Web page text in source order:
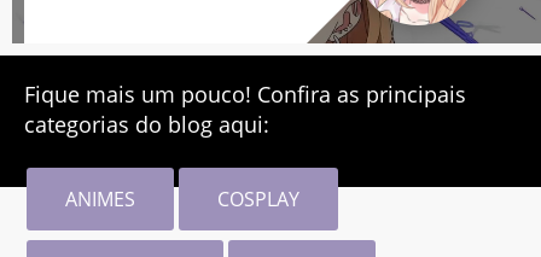
Fique mais um pouco! Confira as principais
categorias do blog aqui:
ANIMES COSPLAY